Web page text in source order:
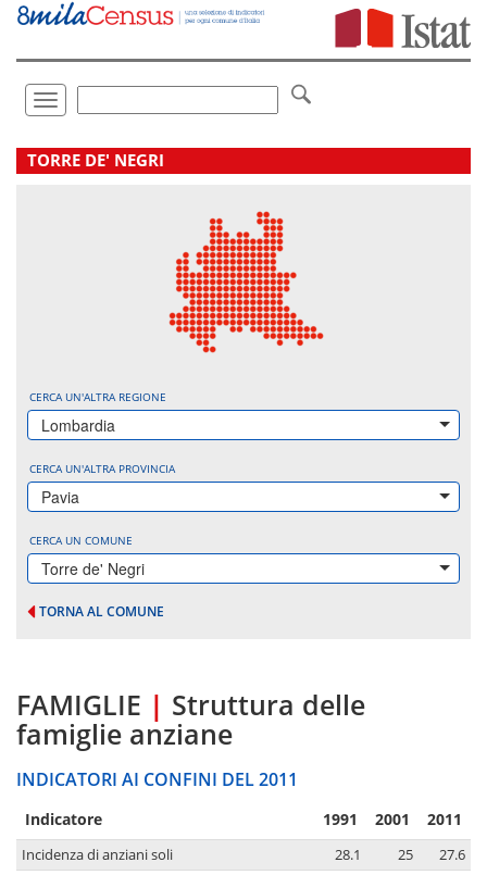
Vai
direttamente
Toggle
navigation
.
TORRE DE' NEGRI
CERCA UN'ALTRA REGIONE
Lombardia
CERCA UN'ALTRA PROVINCIA
Pavia
CERCA UN COMUNE
Torre de' Negri
TORNA AL COMUNE
FAMIGLIE | Struttura delle
famiglie anziane
INDICATORI AI CONFINI DEL 2011
Indicatore 1991 2001 2011
Incidenza di anziani soli 28.1 25
27.6